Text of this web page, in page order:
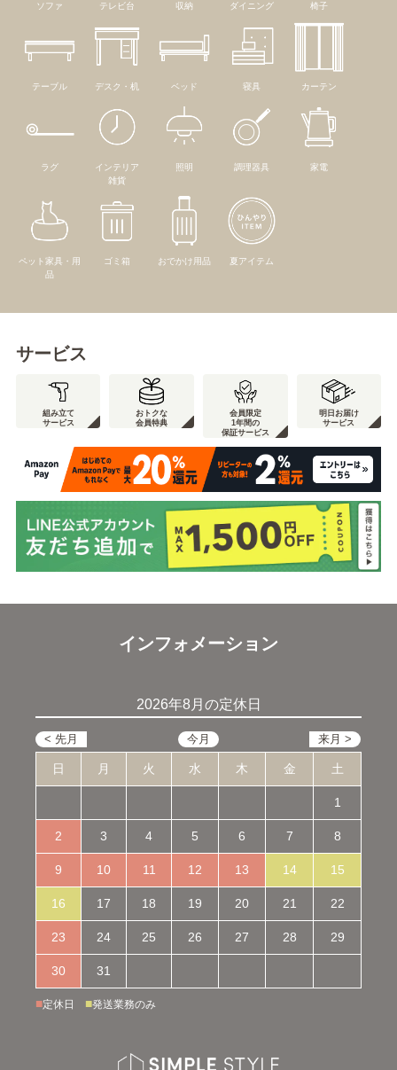
ソファ テレビ台 収納 ダイニング 椅子
テーブル デスク・机 ベッド 寝具 カーテン
ラグ
インテリア
雑貨
照明 調理器具 家電
ペット家具・用
品
ゴミ箱 おでかけ用品 夏アイテム
サービス
組み立て
サービス
おトクな
会員特典
会員限定
1年間の
保証サービス
明日お届け
サービス
インフォメーション
2026年8月の定休日
日 月 火 水 木 金 土
1
2 3 4 5 6 7 8
9 10 11 12 13 14 15
16 17 18 19 20 21 22
23 24 25 26 27 28 29
30 31
■定休日 ■発送業務のみ